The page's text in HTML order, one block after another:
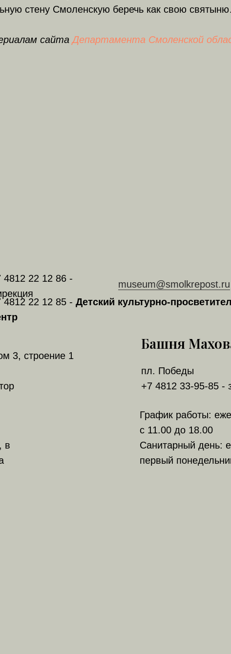
стену Смоленскую беречь как свою
сайтаДепартамента Смоленской
в
График работы:
с 11.00 до 18.00
Санитарный день:
первый
museum@smolkrepost.ru
4812 22 12 86 -
4812 22 12 85 - Детский культурно-
3, строение 1
Башня
пл. Победы
+7 4812 33-95-85 -